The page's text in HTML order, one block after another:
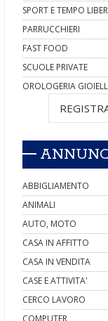
SPORT E TEMPO
PARRUCCHIERI
FAST FOOD
SCUOLE PRIVATE
OROLOGERIA
ABBIGLIAMENTO
ANIMALI
AUTO, MOTO
CASA IN AFFITTO
CASA IN VENDITA
CASE E ATTIVITA'
CERCO LAVORO
COMPUTER